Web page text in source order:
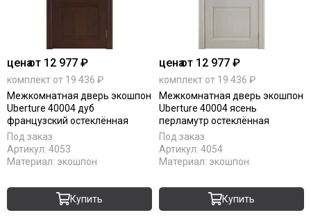
ЗАО ПО Одинцово
Оникс
Ока
Пожметком
Текона
Шейл Дорс
Юркас
ценаот 12 977 ₽
комплект от 19 436 ₽
Межкомнатная дверь экошпон
Uberture 40004 дуб
французский остеклённая
Под заказ
Артикул: 4053
Материал: экошпон
Купить
ценаот 12 977 ₽
комплект от 19 436 ₽
Межкомнатная дверь экошпон
Uberture 40004 ясень
перламутр остеклённая
Под заказ
Артикул: 4054
Материал: экошпон
Купить